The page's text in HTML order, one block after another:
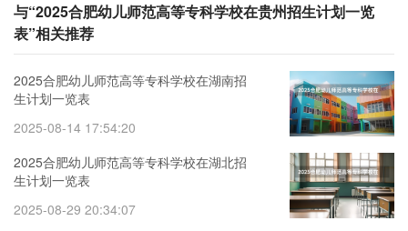
与“2025合肥幼儿师范高等专科学校在贵州招生计划一览
表”相关推荐
2025合肥幼儿师范高等专科学校在湖南招
生计划一览表
2025-08-14 17:54:20
2025合肥幼儿师范高等专科学校在湖北招
生计划一览表
2025-08-29 20:34:07